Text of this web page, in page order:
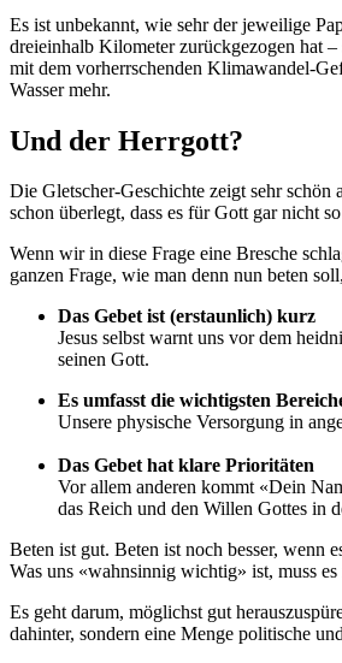
Es ist unbekannt, wie sehr der jeweilige
dreieinhalb Kilometer zurückgezogen hat
mit dem vorherrschenden Klimawandel-
Wasser mehr.
Und der Herrgott?
Die Gletscher-Geschichte zeigt sehr
schon überlegt, dass es für Gott gar nicht
Wenn wir in diese Frage eine Bresche
ganzen Frage, wie man denn nun beten
Das Gebet ist (erstaunlich) kurz
Jesus selbst warnt uns vor dem
seinen Gott.
Es umfasst die wichtigsten
Unsere physische Versorgung in
Das Gebet hat klare Prioritäten
Vor allem anderen kommt «Dein
das Reich und den Willen Gottes in
Beten ist gut. Beten ist noch besser, wenn
Was uns «wahnsinnig wichtig» ist, muss
Es geht darum, möglichst gut
dahinter, sondern eine Menge politische